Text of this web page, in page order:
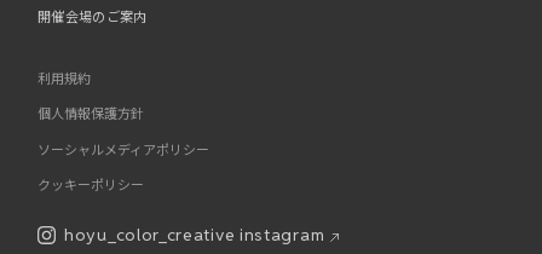
開催会場のご案内
利用規約
個人情報保護方針
ソーシャルメディアポリシー
クッキーポリシー
hoyu_color_creative instagram